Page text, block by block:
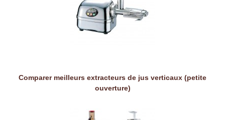
Comparer meilleurs extracteurs de jus verticaux (petite
ouverture)